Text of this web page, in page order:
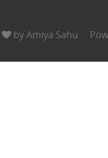
byAmiya Sahu